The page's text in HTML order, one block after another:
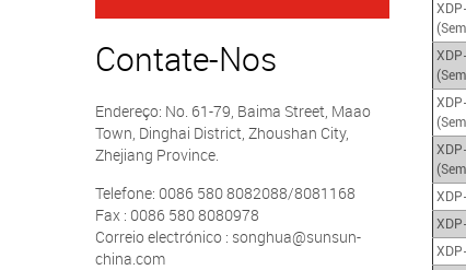
Contate-Nos
Endereço: No. 61-79, Baima Street, Maao
Town, Dinghai District, Zhoushan City,
Zhejiang Province.
Telefone: 0086 580 8082088/8081168
Fax : 0086 580 8080978
Correio electrónico : songhua@sunsun-
china.com